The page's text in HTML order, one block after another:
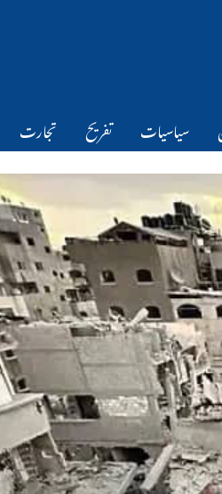
سیاسیات تفریح تجارت